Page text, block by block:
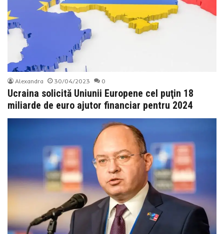
Alexandra 30/04/2023 0
Ucraina solicită Uniunii Europene cel puţin 18
miliarde de euro ajutor financiar pentru 2024